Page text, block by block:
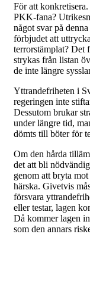
För att
PKK-fana?
något svar på
förbjudet att
terrorstämplat? Det
strykas från listan
de inte längre
Yttrandefriheten i
regeringen inte
Dessutom brukar
under längre tid,
dömts till böter för
Om den hårda
det att bli
genom att bryta
härska. Givetvis
försvara
eller testar, lagen
Då kommer lagen
som den annars